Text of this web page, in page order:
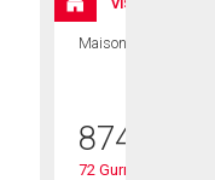
VISITE LIBRE
Maison
874 900
72 Gurnett Drive